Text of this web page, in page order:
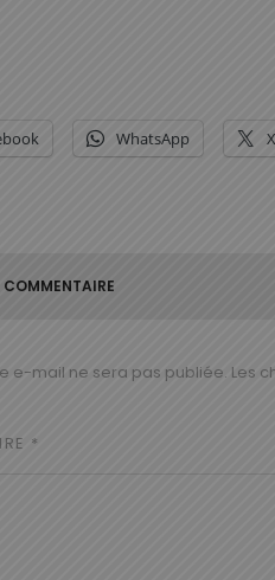
WhatsApp X
COMMENTAIRE
e-mail ne sera pas publiée. Les
*